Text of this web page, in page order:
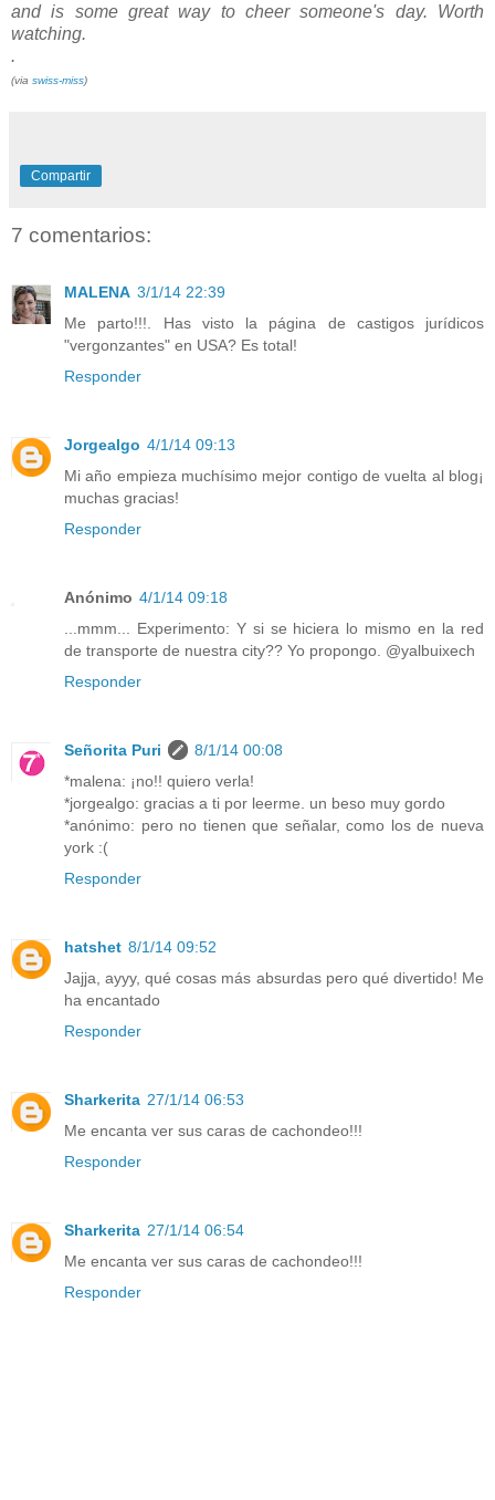
and is some great way to cheer someone's day. Worth
watching.
.
(via swiss-miss)
Compartir
7 comentarios:
MALENA 3/1/14 22:39
Me parto!!!. Has visto la página de castigos jurídicos
"vergonzantes" en USA? Es total!
Responder
Jorgealgo 4/1/14 09:13
Mi año empieza muchísimo mejor contigo de vuelta al blog¡
muchas gracias!
Responder
Anónimo 4/1/14 09:18
...mmm... Experimento: Y si se hiciera lo mismo en la red
de transporte de nuestra city?? Yo propongo. @yalbuixech
Responder
Señorita Puri
8/1/14 00:08
*malena: ¡no!! quiero verla!
*jorgealgo: gracias a ti por leerme. un beso muy gordo
*anónimo: pero no tienen que señalar, como los de nueva
york :(
Responder
hatshet 8/1/14 09:52
Jajja, ayyy, qué cosas más absurdas pero qué divertido! Me
ha encantado
Responder
Sharkerita 27/1/14 06:53
Me encanta ver sus caras de cachondeo!!!
Responder
Sharkerita 27/1/14 06:54
Me encanta ver sus caras de cachondeo!!!
Responder